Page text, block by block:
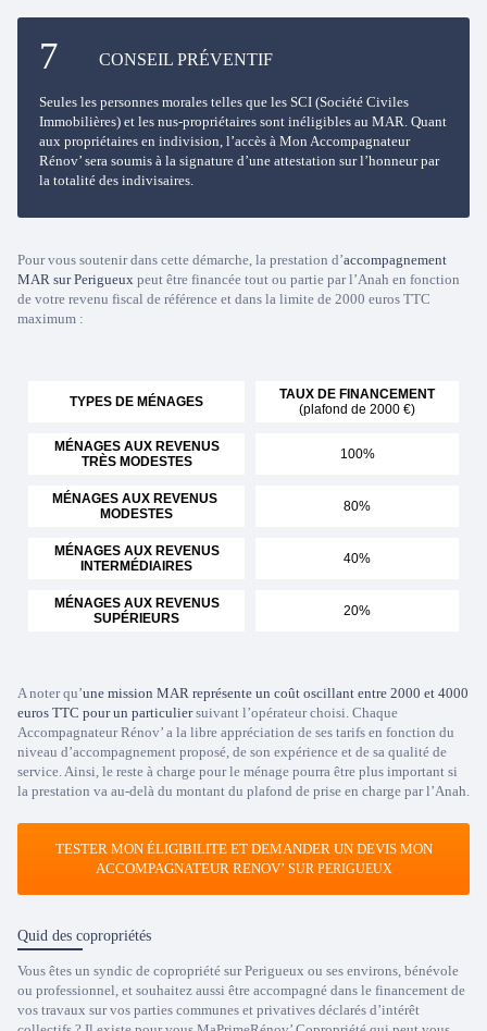
CONSEIL PRÉVENTIF
Seules les personnes morales telles que les SCI (Société Civiles
Immobilières) et les nus-propriétaires sont inéligibles au MAR. Quant
aux propriétaires en indivision, l’accès à Mon Accompagnateur
Rénov’ sera soumis à la signature d’une attestation sur l’honneur par
la totalité des indivisaires.
Pour vous soutenir dans cette démarche, la prestation d’accompagnement
MAR sur Perigueux peut être financée tout ou partie par l’Anah en fonction
de votre revenu fiscal de référence et dans la limite de 2000 euros TTC
maximum :
TYPES DE MÉNAGES
TAUX DE FINANCEMENT
(plafond de 2000 €)
MÉNAGES AUX REVENUS
TRÈS MODESTES
100%
MÉNAGES AUX REVENUS
MODESTES
80%
MÉNAGES AUX REVENUS
INTERMÉDIAIRES
40%
MÉNAGES AUX REVENUS
SUPÉRIEURS
20%
A noter qu’une mission MAR représente un coût oscillant entre 2000 et 4000
euros TTC pour un particuliersuivant l’opérateur choisi. Chaque
Accompagnateur Rénov’ a la libre appréciation de ses tarifs en fonction du
niveau d’accompagnement proposé, de son expérience et de sa qualité de
service. Ainsi, le reste à charge pour le ménage pourra être plus important si
la prestation va au-delà du montant du plafond de prise en charge par l’Anah.
TESTER MON ÉLIGIBILITE ET DEMANDER UN DEVIS MON
ACCOMPAGNATEUR RENOV’ SUR PERIGUEUX
Quid des copropriétés
Vous êtes un syndic de copropriété sur Perigueux ou ses environs, bénévole
ou professionnel, et souhaitez aussi être accompagné dans le financement de
vos travaux sur vos parties communes et privatives déclarés d’intérêt